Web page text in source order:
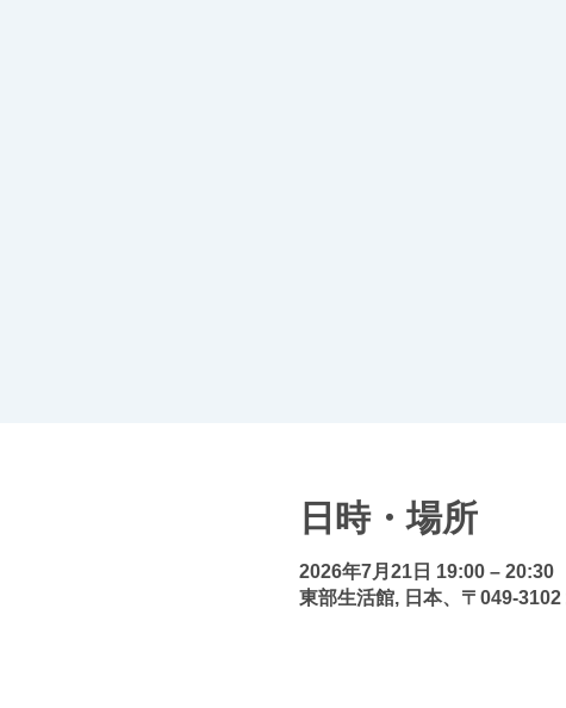
日時・場所
2026年7月21日 19:00 – 20:30
東部生活館, 日本、〒049-